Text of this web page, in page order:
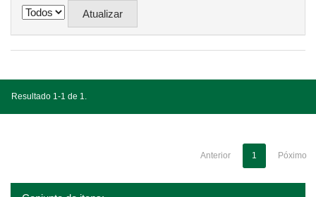
Resultado 1-1 de 1.
Anterior 1 Póximo